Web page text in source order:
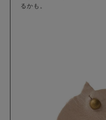
るかも。